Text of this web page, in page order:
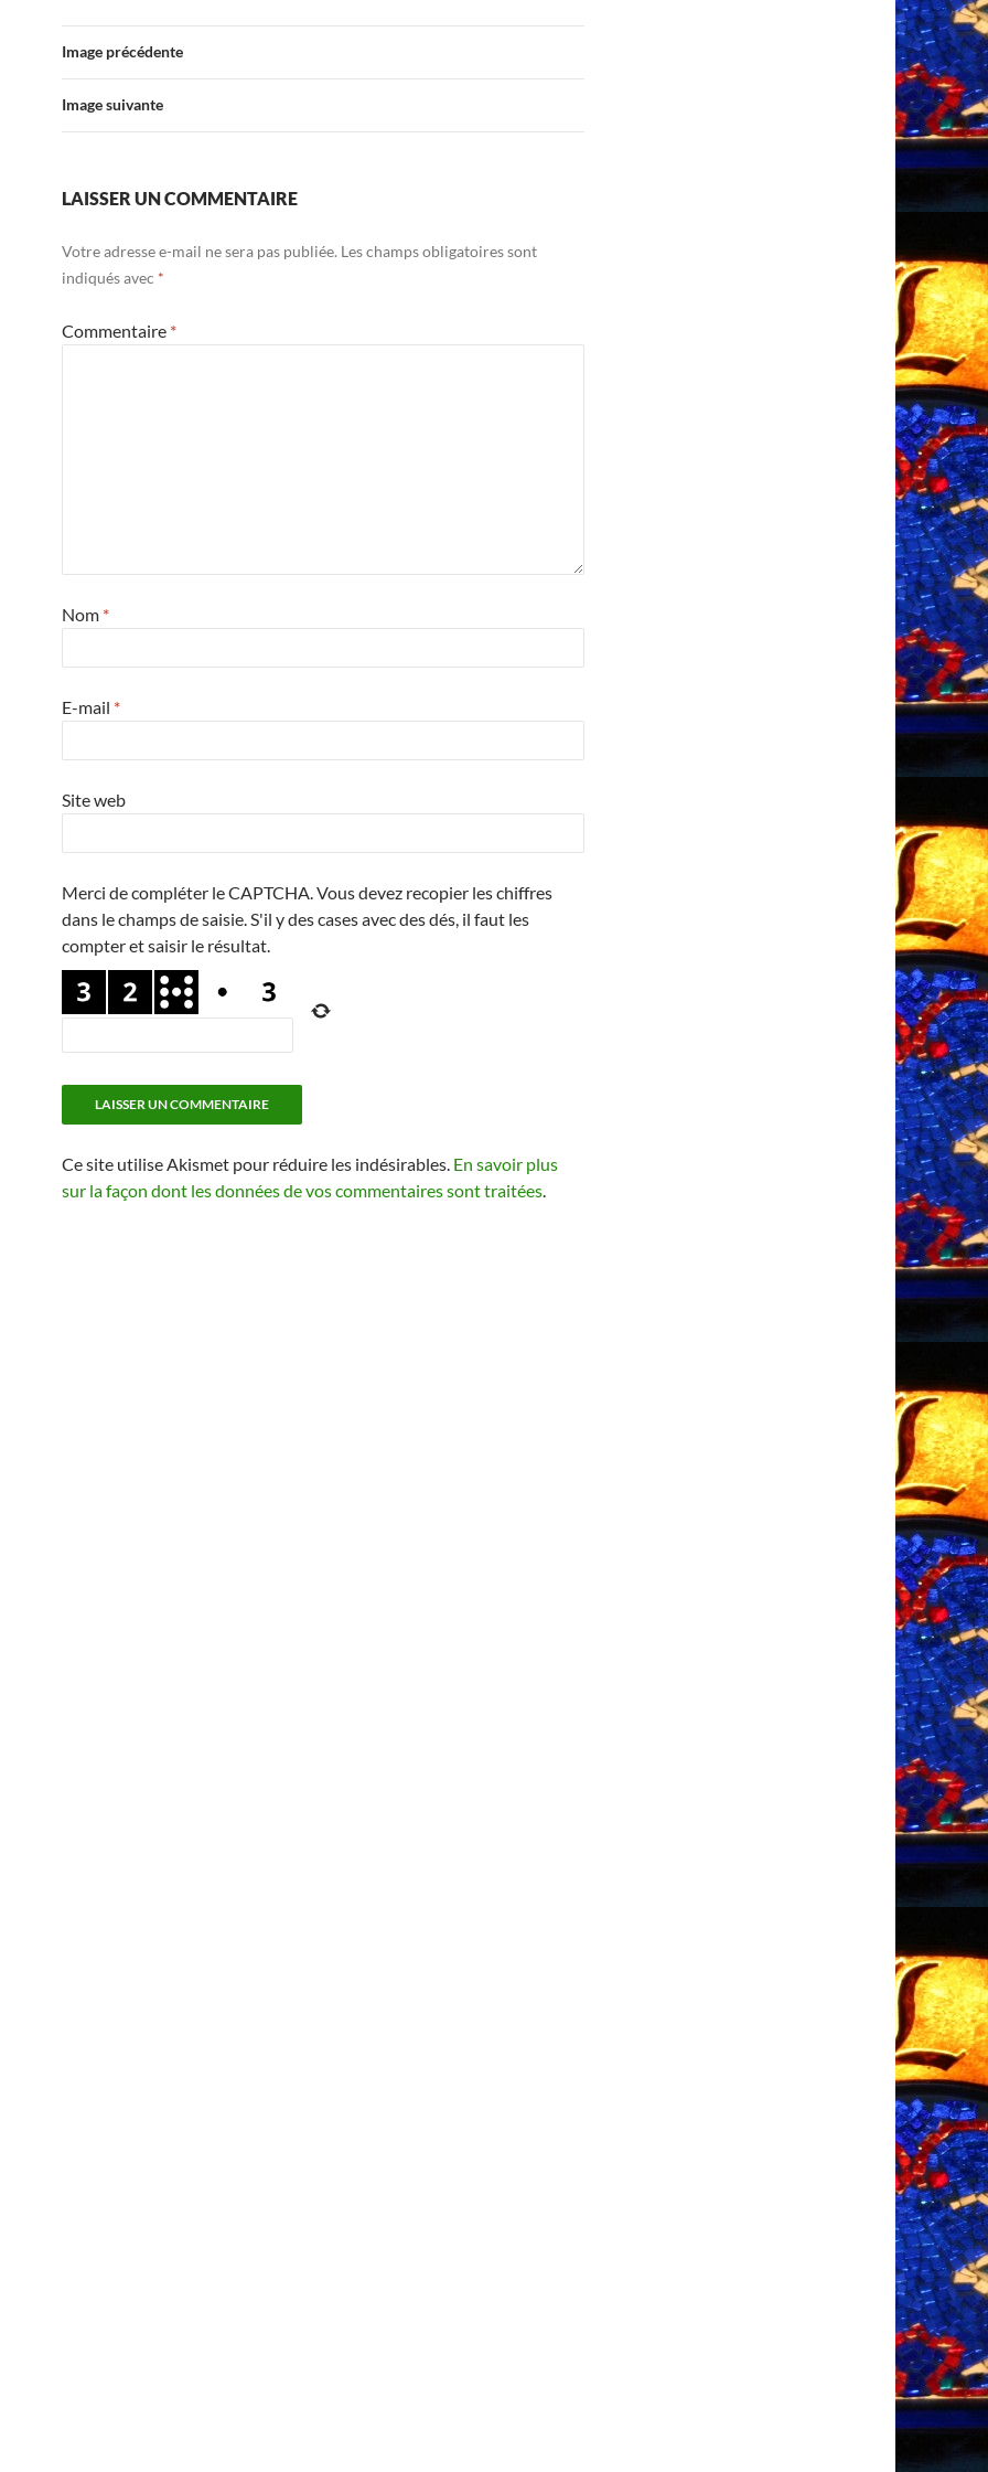
Image précédente
Image suivante
LAISSER UN COMMENTAIRE
Votre adresse e-mail ne sera pas publiée. Les champs obligatoires sont
indiqués avec *
Commentaire *
Nom *
E-mail *
Site web
Merci de compléter le CAPTCHA. Vous devez recopier les chiffres
dans le champs de saisie. S'il y des cases avec des dés, il faut les
compter et saisir le résultat.
Ce site utilise Akismet pour réduire les indésirables. En savoir plus
sur la façon dont les données de vos commentaires sont traitées